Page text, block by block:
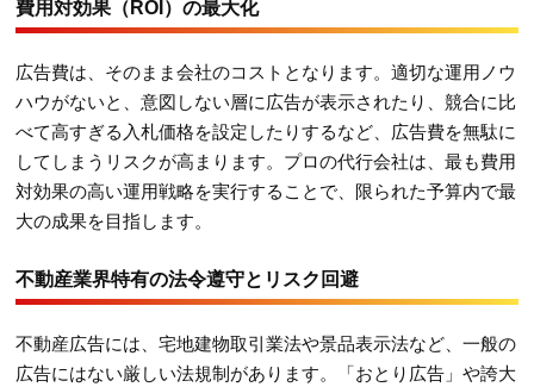
費用対効果（ROI）の最大化
広告費は、そのまま会社のコストとなります。適切な運用ノウ
ハウがないと、意図しない層に広告が表示されたり、競合に比
べて高すぎる入札価格を設定したりするなど、広告費を無駄に
してしまうリスクが高まります。プロの代行会社は、最も費用
対効果の高い運用戦略を実行することで、限られた予算内で最
大の成果を目指します。
不動産業界特有の法令遵守とリスク回避
不動産広告には、宅地建物取引業法や景品表示法など、一般の
広告にはない厳しい法規制があります。「おとり広告」や誇大